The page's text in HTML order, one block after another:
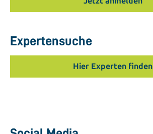
Expertensuche
Hier Experten finden